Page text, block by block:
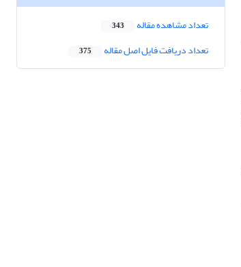
تعداد مشاهده مقاله 343
تعداد دریافت فایل اصل مقاله 375